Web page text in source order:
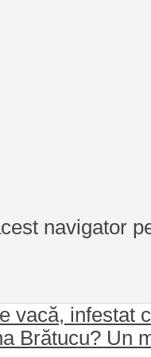
navigator
infestat
Brătucu? Un